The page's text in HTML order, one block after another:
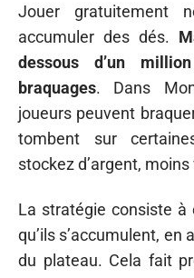
Jouer gratuitement
accumuler des dés.
dessous d’un
braquages. Dans
joueurs peuvent
tombent sur
stockez d’argent,
La stratégie consiste à
qu’ils s’accumulent,
du plateau. Cela fait